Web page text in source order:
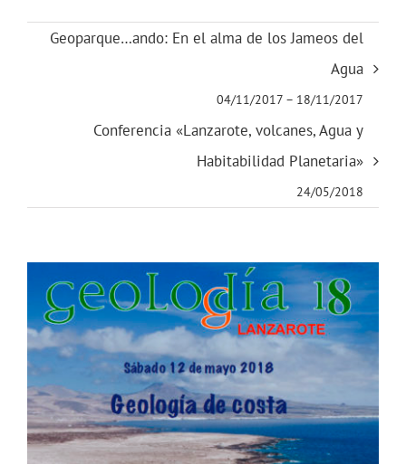
Geoparque…ando: En el alma de los Jameos del
Agua
04/11/2017 – 18/11/2017
Conferencia «Lanzarote, volcanes, Agua y
Habitabilidad Planetaria»
24/05/2018
imagen
más
grande